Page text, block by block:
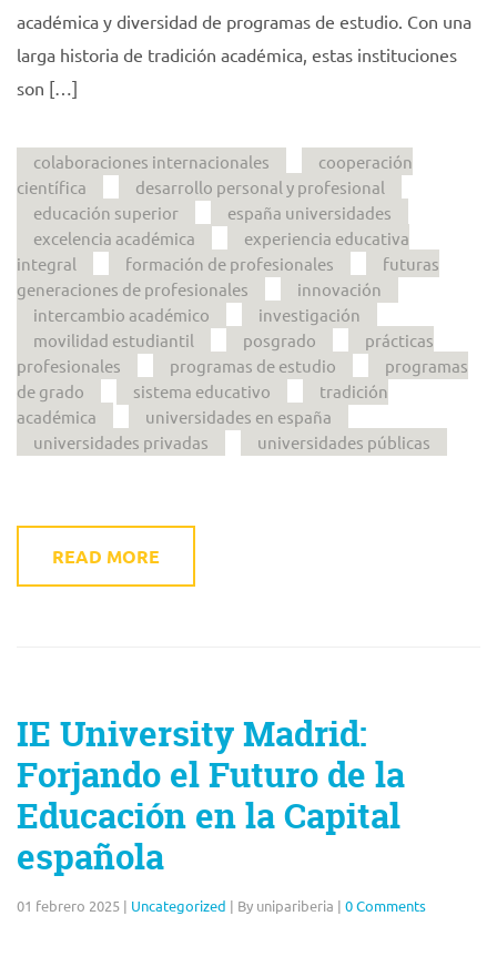
académica y diversidad de programas de estudio. Con una
larga historia de tradición académica, estas instituciones
son […]
colaboraciones internacionales
cooperación
científica
desarrollo personal y profesional
educación superior
españa universidades
excelencia académica
experiencia educativa
integral
formación de profesionales
futuras
generaciones de profesionales
innovación
intercambio académico
investigación
movilidad estudiantil
posgrado
prácticas
profesionales
programas de estudio
programas
de grado
sistema educativo
tradición
académica
universidades en españa
universidades privadas
universidades públicas
READ MORE
IE University Madrid:
Forjando el Futuro de la
Educación en la Capital
española
01 febrero 2025 | Uncategorized | By unipariberia | 0 Comments